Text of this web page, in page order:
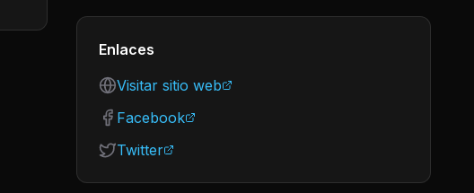
Enlaces
Visitar sitio web
Facebook
Twitter